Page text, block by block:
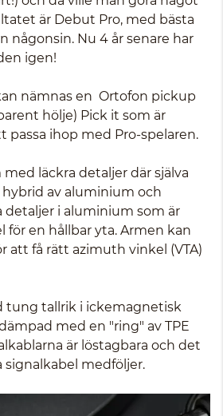
är Debut Pro, med bästa
någonsin. Nu 4 år senare har
igen!
nämnas en Ortofon pickup
hölje) Pick it som är
passa ihop med Pro-spelaren.
läckra detaljer där själva
av aluminium och
detaljer i aluminium som är
för en hållbar yta. Armen kan
att få rätt azimuth vinkel (VTA)
tung tallrik i ickemagnetisk
med en "ring" av TPE
är löstagbara och det
signalkabel medföljer.